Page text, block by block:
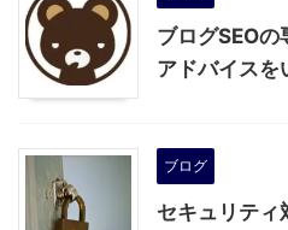
ブログSEO
アドバイスを
ブログ
セキュリティ